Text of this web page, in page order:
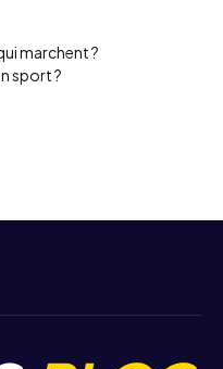
marchent ?
sport ?